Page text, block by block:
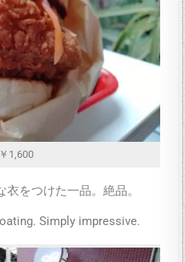
1,600
をつけた一品。絶品。
Simply impressive.